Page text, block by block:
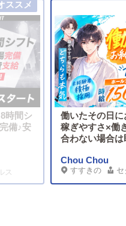
時間シ
備♪安
ス
働いたその日に
稼ぎやすさ×働
合わない場合は
Chou Chou
すすきの セ